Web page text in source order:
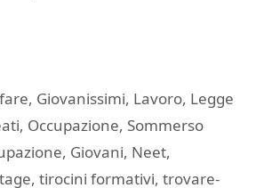
, Giovanissimi, Lavoro, Legge
, Occupazione, Sommerso
, Giovani, Neet,
, tirocini formativi, trovare-